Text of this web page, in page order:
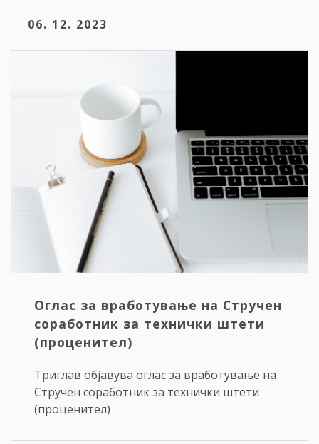
06. 12. 2023
Оглас за вработување на Стручен
соработник за технички штети
(проценител)
Триглав објавува оглас за вработување на
Стручен соработник за технички штети
(проценител)